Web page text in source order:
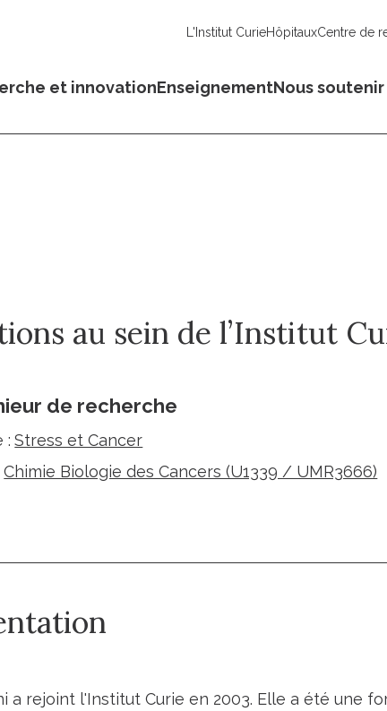
L'Institut CurieHôpitauxCentre de
et innovationEnseignementNous soutenir
au sein de l’Institut
de recherche
: Stress et Cancer
Chimie Biologie des Cancers (U1339 / UMR3666)
a rejoint l'Institut Curie en 2003. Elle a été une